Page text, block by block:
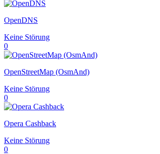
OpenDNS
Keine Störung
0
OpenStreetMap (OsmAnd)
Keine Störung
0
Opera Cashback
Keine Störung
0